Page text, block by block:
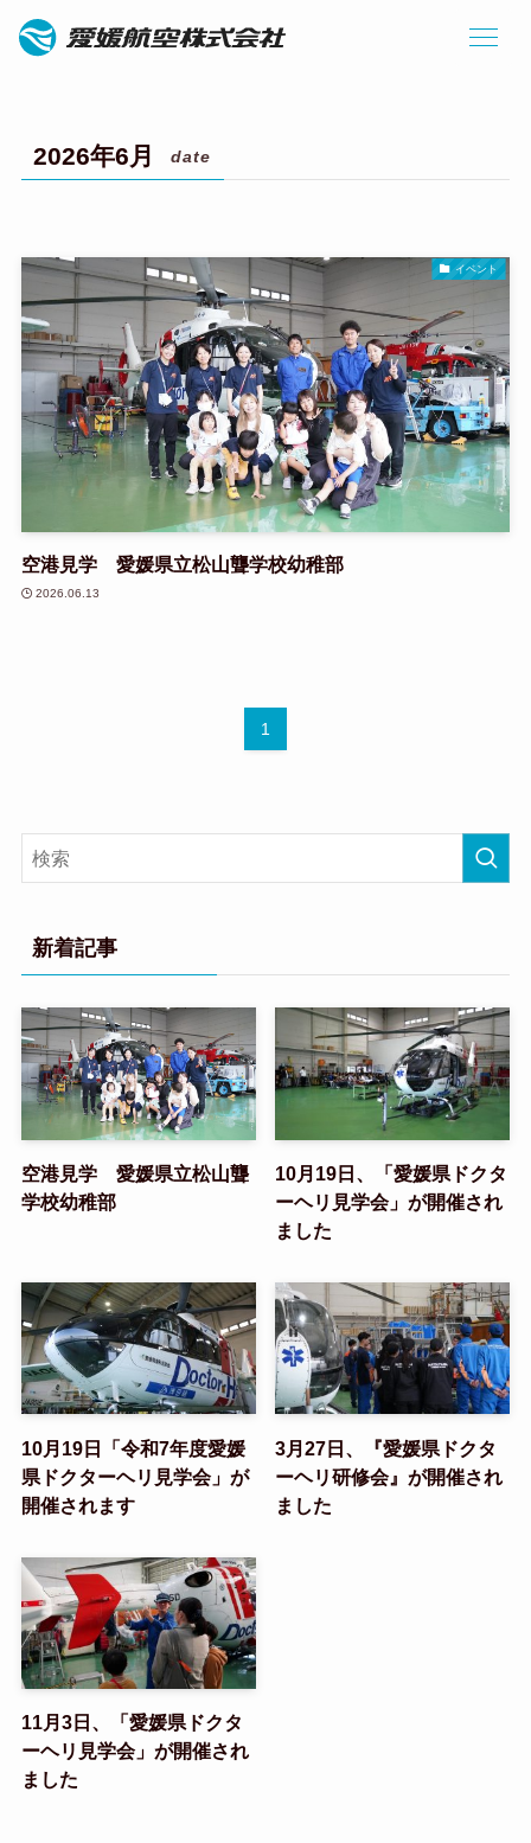
2026年6月 date
イベント
空港見学 愛媛県立松山聾学校幼稚部
2026.06.13
1
新着記事
空港見学 愛媛県立松山聾
学校幼稚部
10月19日、「愛媛県ドクタ
ーヘリ見学会」が開催され
ました
10月19日「令和7年度愛媛
県ドクターヘリ見学会」が
開催されます
3月27日、『愛媛県ドクタ
ーヘリ研修会』が開催され
ました
11月3日、「愛媛県ドクタ
ーヘリ見学会」が開催され
ました